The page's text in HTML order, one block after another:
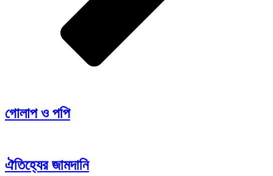
গোলাপ ও পপি
ঐতিহ্যের জামদানি